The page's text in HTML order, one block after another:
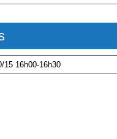
15 16h00-16h30